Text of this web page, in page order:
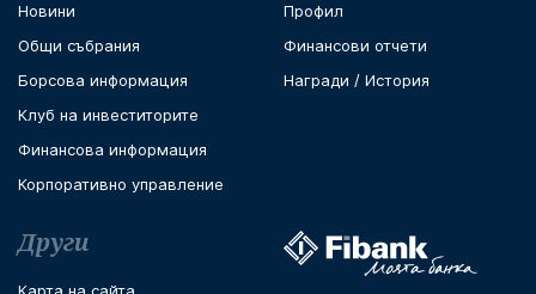
Новини
Общи събрания
Борсова информация
Клуб на инвеститорите
Финансова информация
Корпоративно управление
Профил
Финансови отчети
Награди / История
Други